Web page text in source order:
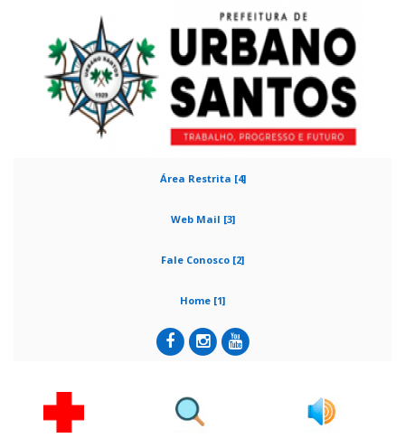
Área Restrita [4]
Web Mail [3]
Fale Conosco [2]
Home [1]